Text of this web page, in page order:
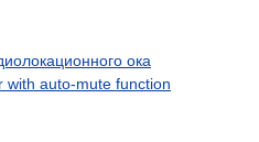
ока
with auto-mute function